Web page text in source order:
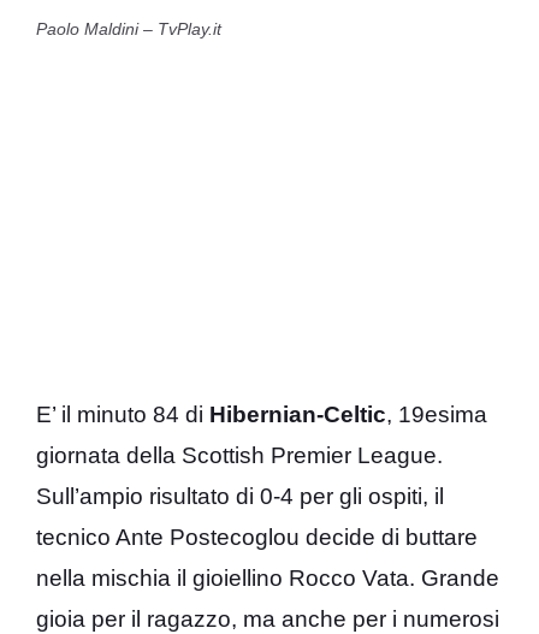
Paolo Maldini – TvPlay.it
E’ il minuto 84 di Hibernian-Celtic, 19esima
giornata della Scottish Premier League.
Sull’ampio risultato di 0-4 per gli ospiti, il
tecnico Ante Postecoglou decide di buttare
nella mischia il gioiellino Rocco Vata. Grande
gioia per il ragazzo, ma anche per i numerosi